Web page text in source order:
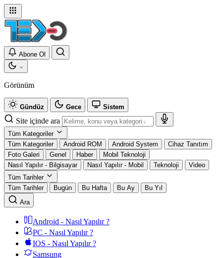
Abone Ol
Görünüm
Gündüz Gece Sistem
Site içinde ara
Tüm Kategoriler
Tüm Kategoriler
Android ROM Android System
Cihaz Tanıtım
Foto Galeri
Genel Haber
Mobil Teknoloji
Nasıl Yapılır - Bilgisayar
Nasıl Yapılır - Mobil Teknoloji
Video
Tüm Tarihler
Tüm Tarihler
Bugün Bu Hafta Bu Ay
Bu Yıl
Ara
Android - Nasıl Yapılır ?
PC - Nasıl Yapılır ?
IOS - Nasıl Yapılır ?
Samsung